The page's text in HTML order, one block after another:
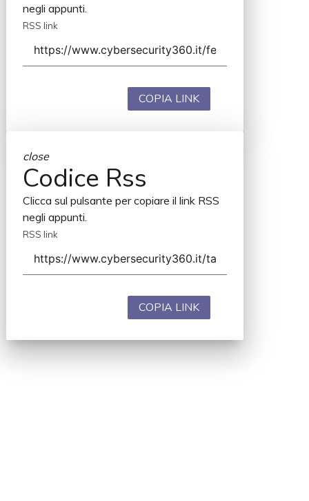
negli appunti.
RSS link
COPIA LINK
close
Codice Rss
Clicca sul pulsante per copiare il link RSS
negli appunti.
RSS link
COPIA LINK